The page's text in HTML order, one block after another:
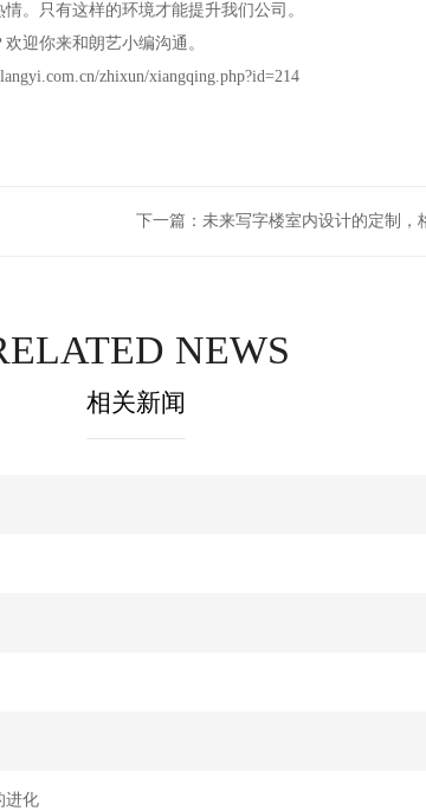
。只有这样的环境才能提升我们公司。
迎你来和朗艺小编沟通。
zhixun/xiangqing.php?id=214
下一篇： 未来写字楼室内设计的定制，
NEWS
相关新闻
进化